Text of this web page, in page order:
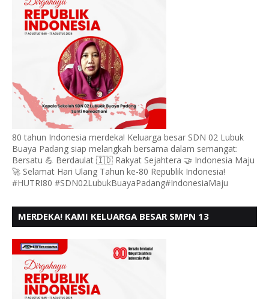
80 tahun Indonesia merdeka! Keluarga besar SDN 02 Lubuk
Buaya Padang siap melangkah bersama dalam semangat:
Bersatu 💪 Berdaulat 🇮🇩 Rakyat Sejahtera 🤝 Indonesia Maju
🚀 Selamat Hari Ulang Tahun ke-80 Republik Indonesia!
#HUTRI80 #SDN02LubukBuayaPadang#IndonesiaMaju
MERDEKA! KAMI KELUARGA BESAR SMPN 13